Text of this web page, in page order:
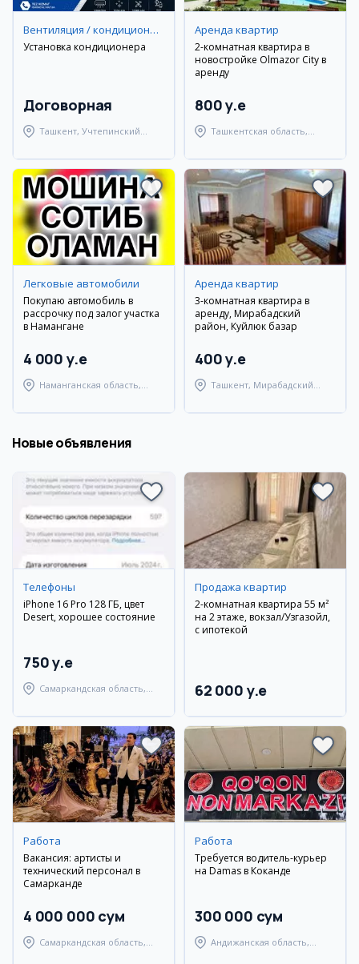
Вентиляция / кондиционирование
Установка кондиционера
Договорная
Ташкент, Учтепинский
Аренда квартир
2-комнатная квартира в
новостройке Olmazor City в
аренду
800 y.e
Ташкентская область,
Легковые автомобили
Покупаю автомобиль в
рассрочку под залог участка
в Намангане
4 000 y.e
Наманганская область,
Аренда квартир
3-комнатная квартира в
аренду, Мирабадский
район, Куйлюк базар
400 y.e
Ташкент, Мирабадский
Новые объявления
Телефоны
iPhone 16 Pro 128 ГБ, цвет
Desert, хорошее состояние
750 y.e
Самаркандская область,
Продажа квартир
2-комнатная квартира 55 м²
на 2 этаже, вокзал/Узгазойл,
с ипотекой
62 000 y.e
Работа
Вакансия: артисты и
технический персонал в
Самарканде
4 000 000 сум
Самаркандская область,
Работа
Требуется водитель-курьер
на Damas в Коканде
300 000 сум
Андижанская область,